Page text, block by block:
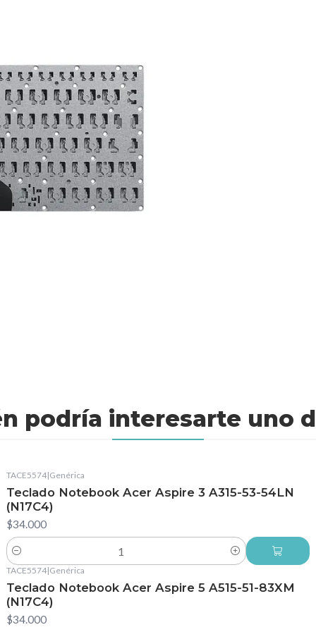
podría interesarte uno
TACE5574|Genérica
Teclado Notebook Acer Aspire 3 A315-53-54LN
(N17C4)
$34.000
Cantidad
TACE5574|Genérica
Teclado Notebook Acer Aspire 5 A515-51-83XM
(N17C4)
$34.000